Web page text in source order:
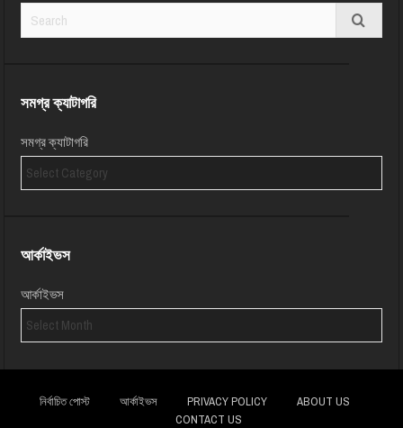
সমগ্র ক্যাটাগরি
সমগ্র ক্যাটাগরি
আর্কাইভস
আর্কাইভস
নির্বাচিত পোস্ট আর্কাইভস PRIVACY POLICY
ABOUT US
CONTACT US